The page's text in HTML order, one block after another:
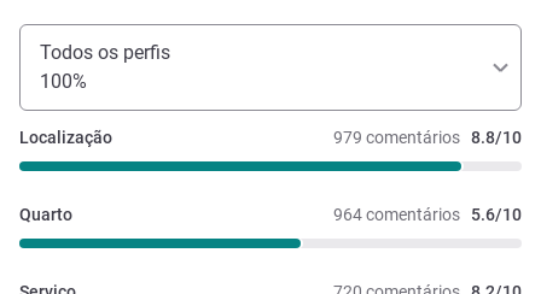
Todos os perfis
100%
979 comentários 8.8/10
Localização
964 comentários 5.6/10
Quarto